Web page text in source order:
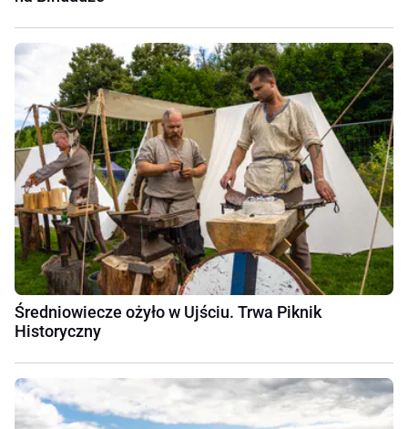
Średniowiecze ożyło w Ujściu. Trwa Piknik
Historyczny